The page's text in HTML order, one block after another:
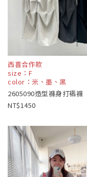
西喜合作款
size：F
color：米、墨、黑
2605090造型褲身打褶褲
1450